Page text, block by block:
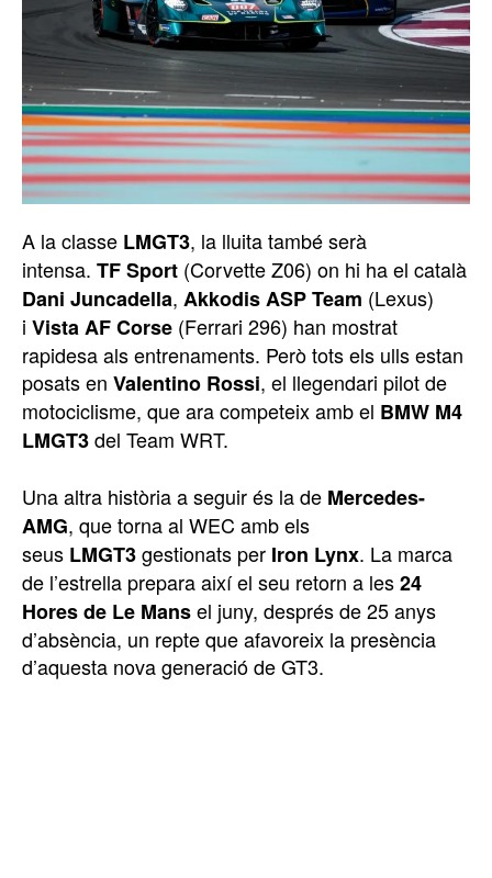
A la classe LMGT3, la lluita també serà
intensa. TF Sport (Corvette Z06) on hi ha el català
Dani Juncadella, Akkodis ASP Team (Lexus)
i Vista AF Corse (Ferrari 296) han mostrat
rapidesa als entrenaments. Però tots els ulls estan
posats en Valentino Rossi, el llegendari pilot de
motociclisme, que ara competeix amb el BMW M4
LMGT3del Team WRT.
Una altra història a seguir és la de Mercedes-
AMG, que torna al WEC amb els
seus LMGT3gestionats per Iron Lynx. La marca
de l’estrella prepara així el seu retorn a les24
Hores de Le Mansel juny, després de 25 anys
d’absència, un repte que afavoreix la presència
d’aquesta nova generació de GT3.